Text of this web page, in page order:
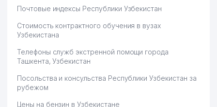
Почтовые индексы Республики Узбекистан
Стоимость контрактного обучения в вузах
Узбекистана
Телефоны служб экстренной помощи города
Ташкента, Узбекистан
Посольства и консульства Республики Узбекистан за
рубежом
Цены на бензин в Узбекистане